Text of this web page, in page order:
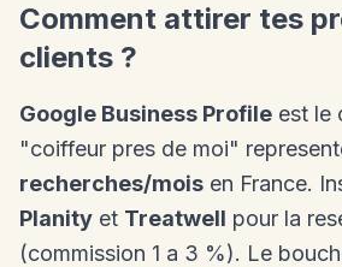
Comment attirer tes
clients ?
Google Business Profile est le
"coiffeur pres de moi"
recherches/mois en France.
Planity et Treatwell pour la
(commission 1 a 3 %). Le